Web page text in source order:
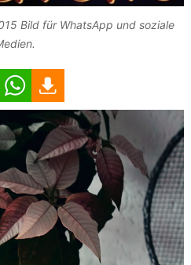
Bild für WhatsApp und soziale